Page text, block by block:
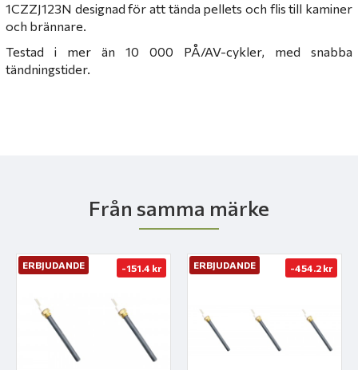
1CZZJ123N designad för att tända pellets och flis till kaminer
och brännare.
Testad i mer än 10 000 PÅ/AV-cykler, med snabba
tändningstider.
Från samma märke
ERBJUDANDE -151.4 kr ERBJUDANDE -454.2 kr